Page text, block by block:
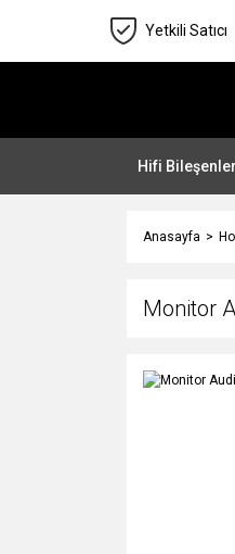
Yetkili Satıcı
Hifi Bileşenler
Anasayfa
Monitor